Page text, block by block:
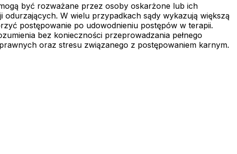
być rozważane przez osoby oskarżone lub ich
W wielu przypadkach sądy wykazują większą
postępowanie po udowodnieniu postępów w terapii.
bez konieczności przeprowadzania pełnego
oraz stresu związanego z postępowaniem karnym.